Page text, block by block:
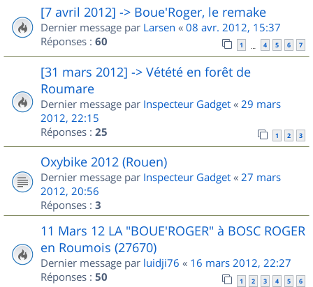
[7 avril 2012] -> Boue'Roger, le remake
Dernier message par Larsen « 08 avr. 2012, 15:37
Réponses : 60 1 … 4 5 6 7
[31 mars 2012] -> Vétété en forêt de
Roumare
Dernier message par Inspecteur Gadget « 29 mars
2012, 22:15
Réponses : 25 1 2 3
Oxybike 2012 (Rouen)
Dernier message par Inspecteur Gadget « 27 mars
2012, 20:56
Réponses : 3
11 Mars 12 LA "BOUE'ROGER" à BOSC ROGER
en Roumois (27670)
Dernier message par luidji76 « 16 mars 2012, 22:27
Réponses : 50 1 2 3 4 5 6